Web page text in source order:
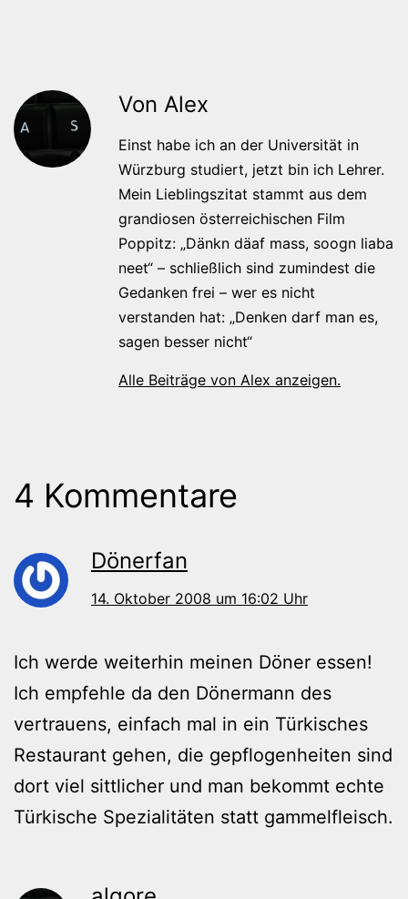
Von Alex
Einst habe ich an der Universität in
Würzburg studiert, jetzt bin ich Lehrer.
Mein Lieblingszitat stammt aus dem
grandiosen österreichischen Film
Poppitz: „Dänkn däaf mass, soogn liaba
neet“ – schließlich sind zumindest die
Gedanken frei – wer es nicht
verstanden hat: „Denken darf man es,
sagen besser nicht“
Alle Beiträge von Alex anzeigen.
4 Kommentare
Dönerfan
14. Oktober 2008 um 16:02 Uhr
Ich werde weiterhin meinen Döner essen!
Ich empfehle da den Dönermann des
vertrauens, einfach mal in ein Türkisches
Restaurant gehen, die gepflogenheiten sind
dort viel sittlicher und man bekommt echte
Türkische Spezialitäten statt gammelfleisch.